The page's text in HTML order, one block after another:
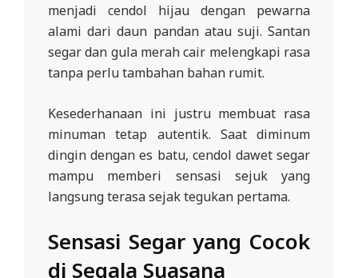
menjadi cendol hijau dengan pewarna
alami dari daun pandan atau suji. Santan
segar dan gula merah cair melengkapi rasa
tanpa perlu tambahan bahan rumit.
Kesederhanaan ini justru membuat rasa
minuman tetap autentik. Saat diminum
dingin dengan es batu, cendol dawet segar
mampu memberi sensasi sejuk yang
langsung terasa sejak tegukan pertama.
Sensasi Segar yang Cocok
di Segala Suasana